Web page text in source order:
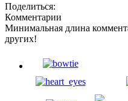
Поделиться:
Комментарии
Минимальная длина
других!